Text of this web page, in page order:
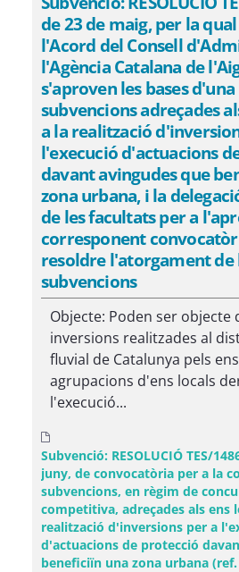
de 23 de maig, per la
l'Acord del Consell
l'Agència Catalana de
s'aproven les bases
subvencions adreçades
a la realització
l'execució d'actuacions
davant avingudes que
zona urbana, i la
de les facultats per a
corresponent
resoldre l'atorgament de
subvencions
Objecte: Poden ser objecte
inversions realitzades al
fluvial de Catalunya pels
agrupacions d'ens locals
l'execució...
Subvenció: RESOLUCIÓ TES/
juny, de convocatòria per a la
subvencions, en règim de
competitiva, adreçades als ens
realització d'inversions per a
d'actuacions de protecció
beneficiïn una zona urbana (ref.